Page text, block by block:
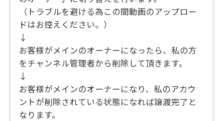
（トラブルを避ける為この間動画のアップロー
ドはお控えください。）
↓
お客様がメインのオーナーになったら、私の方
をチャンネル管理者から削除して頂きます。
↓
お客様がメインのオーナーになり、私のアカウ
ントが削除されている状態になれば譲渡完了と
なります。